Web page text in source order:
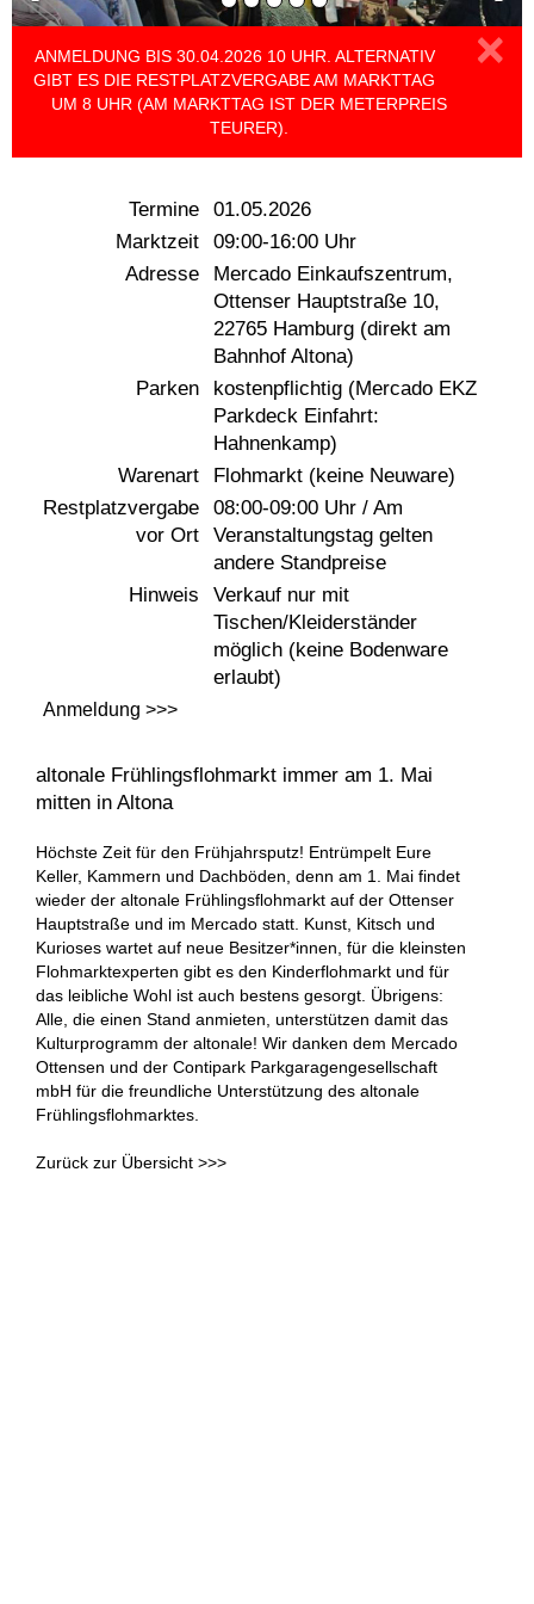
×
ANMELDUNG BIS 30.04.2026 10 UHR. ALTERNATIV
GIBT ES DIE RESTPLATZVERGABE AM MARKTTAG
UM 8 UHR (AM MARKTTAG IST DER METERPREIS
TEURER).
Termine
01.05.2026
Marktzeit
09:00-16:00 Uhr
Adresse
Mercado Einkaufszentrum,
Ottenser Hauptstraße 10,
22765 Hamburg (direkt am
Bahnhof Altona)
Parken
kostenpflichtig (Mercado EKZ
Parkdeck Einfahrt:
Hahnenkamp)
Warenart
Flohmarkt (keine Neuware)
Restplatzvergabe
vor Ort
08:00-09:00 Uhr / Am
Veranstaltungstag gelten
andere Standpreise
Hinweis
Verkauf nur mit
Tischen/Kleiderständer
möglich (keine Bodenware
erlaubt)
Anmeldung >>>
altonale Frühlingsflohmarkt immer am 1. Mai
mitten in Altona
Höchste Zeit für den Frühjahrsputz! Entrümpelt Eure
Keller, Kammern und Dachböden, denn am 1. Mai findet
wieder der altonale Frühlingsflohmarkt auf der Ottenser
Hauptstraße und im Mercado statt. Kunst, Kitsch und
Kurioses wartet auf neue Besitzer*innen, für die kleinsten
Flohmarktexperten gibt es den Kinderflohmarkt und für
das leibliche Wohl ist auch bestens gesorgt. Übrigens:
Alle, die einen Stand anmieten, unterstützen damit das
Kulturprogramm der altonale! Wir danken dem Mercado
Ottensen und der Contipark Parkgaragengesellschaft
mbH für die freundliche Unterstützung des altonale
Frühlingsflohmarktes.
Zurück zur Übersicht >>>